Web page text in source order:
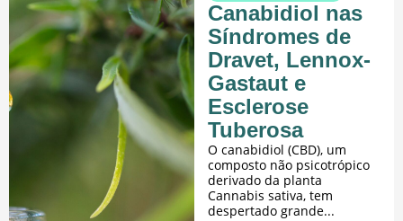
Canabidiol nas
Síndromes de
Dravet, Lennox-
Gastaut e
Esclerose
Tuberosa
O canabidiol (CBD), um
composto não psicotrópico
derivado da planta
Cannabis sativa, tem
despertado grande...